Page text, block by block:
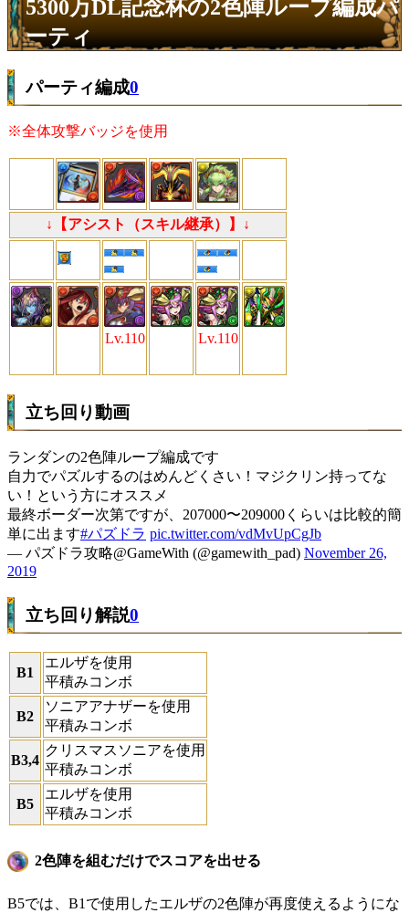
5300万DL記念杯の2色陣ループ編成パ
ーティ
パーティ編成0
※全体攻撃バッジを使用
↓【アシスト（スキル継承）】↓
Lv.110 Lv.110
立ち回り動画
ランダンの2色陣ループ編成です
自力でパズルするのはめんどくさい！マジクリン持ってな
い！という方にオススメ
最終ボーダー次第ですが、207000〜209000くらいは比較的簡
単に出ます#パズドラ pic.twitter.com/vdMvUpCgJb
— パズドラ攻略@GameWith (@gamewith_pad) November 26,
2019
立ち回り解説0
B1
エルザを使用
平積みコンボ
B2
ソニアアナザーを使用
平積みコンボ
B3,4
クリスマスソニアを使用
平積みコンボ
B5
エルザを使用
平積みコンボ
2色陣を組むだけでスコアを出せる
B5では、B1で使用したエルザの2色陣が再度使えるようにな